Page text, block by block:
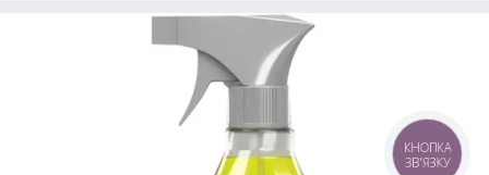
КНОПКА
ЗВ'ЯЗКУ